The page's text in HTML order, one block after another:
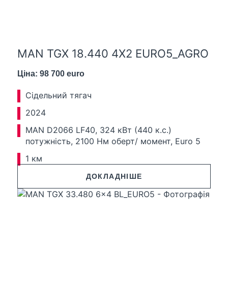
MAN TGX 18.440 4X2 EURO5_AGRO
Ціна: 98 700 euro
Сідельний тягач
2024
MAN D2066 LF40, 324 кВт (440 к.с.)
потужність, 2100 Нм оберт/ момент, Euro 5
1 км
ДОКЛАДНІШЕ